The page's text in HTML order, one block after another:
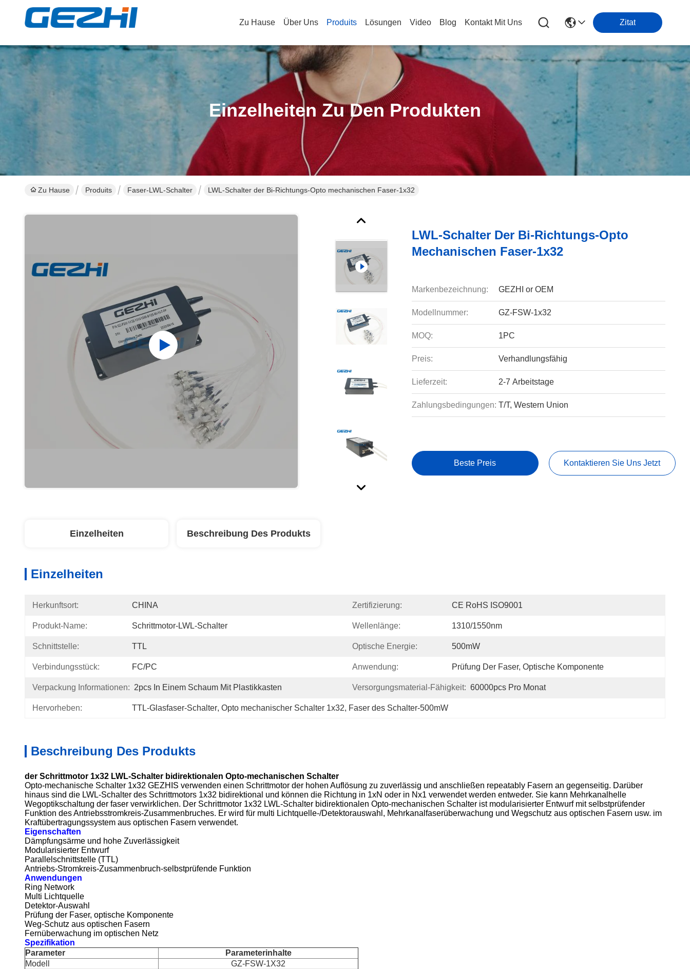
Zu Hause Über Uns Produits Lösungen Video Blog Kontakt Mit Uns Zitat
Einzelheiten Zu Den Produkten
Zu Hause Produits Faser-LWL-Schalter LWL-Schalter der Bi-Richtungs-Opto mechanischen Faser-1x32
LWL-Schalter Der Bi-Richtungs-Opto
Mechanischen Faser-1x32
Markenbezeichnung: GEZHI or OEM
Modellnummer: GZ-FSW-1x32
MOQ: 1PC
Preis: Verhandlungsfähig
Lieferzeit: 2-7 Arbeitstage
Zahlungsbedingungen: T/T, Western Union
Beste Preis Kontaktieren Sie Uns Jetzt
Einzelheiten Beschreibung Des Produkts
Einzelheiten
Herkunftsort: CHINA Zertifizierung: CE RoHS ISO9001
Produkt-Name: Schrittmotor-LWL-Schalter Wellenlänge: 1310/1550nm
Schnittstelle: TTL Optische Energie: 500mW
Verbindungsstück: FC/PC Anwendung: Prüfung Der Faser, Optische Komponente
Verpackung Informationen: 2pcs In Einem Schaum Mit Plastikkasten Versorgungsmaterial-Fähigkeit: 60000pcs Pro Monat
Hervorheben: TTL-Glasfaser-Schalter, Opto mechanischer Schalter 1x32, Faser des Schalter-500mW
Beschreibung Des Produkts
der Schrittmotor 1x32 LWL-Schalter bidirektionalen Opto-mechanischen Schalter
Opto-mechanische Schalter 1x32 GEZHIS verwenden einen Schrittmotor der hohen Auflösung zu zuverlässig und anschließen repeatably Fasern an gegenseitig. Darüber
hinaus sind die LWL-Schalter des Schrittmotors 1x32 bidirektional und können die Richtung in 1xN oder in Nx1 verwendet werden entweder. Sie kann Mehrkanalhelle
Wegoptikschaltung der faser verwirklichen. Der Schrittmotor 1x32 LWL-Schalter bidirektionalen Opto-mechanischen Schalter ist modularisierter Entwurf mit selbstprüfender
Funktion des Antriebsstromkreis-Zusammenbruches. Er wird für multi Lichtquelle-/Detektorauswahl, Mehrkanalfaserüberwachung und Wegschutz aus optischen Fasern usw. im
Kraftübertragungssystem aus optischen Fasern verwendet.
Eigenschaften
Dämpfungsärme und hohe Zuverlässigkeit
Modularisierter Entwurf
Parallelschnittstelle (TTL)
Antriebs-Stromkreis-Zusammenbruch-selbstprüfende Funktion
Anwendungen
Ring Network
Multi Lichtquelle
Detektor-Auswahl
Prüfung der Faser, optische Komponente
Weg-Schutz aus optischen Fasern
Fernüberwachung im optischen Netz
Spezifikation
Parameter
Parameterinhalte
Modell
GZ-FSW-1X32